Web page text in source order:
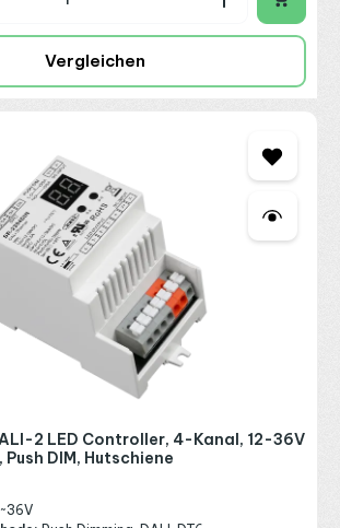
Vergleichen
2 LED Controller, 4-Kanal, 12-36V
Push DIM, Hutschiene